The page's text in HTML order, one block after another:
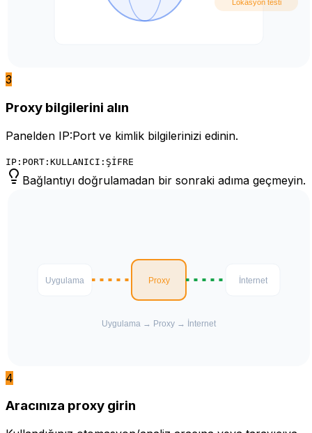
3
Proxy bilgilerini alın
Panelden IP:Port ve kimlik bilgilerinizi edinin.
IP:PORT:KULLANICI:ŞİFRE
Bağlantıyı doğrulamadan bir sonraki adıma geçmeyin.
4
Aracınıza proxy girin